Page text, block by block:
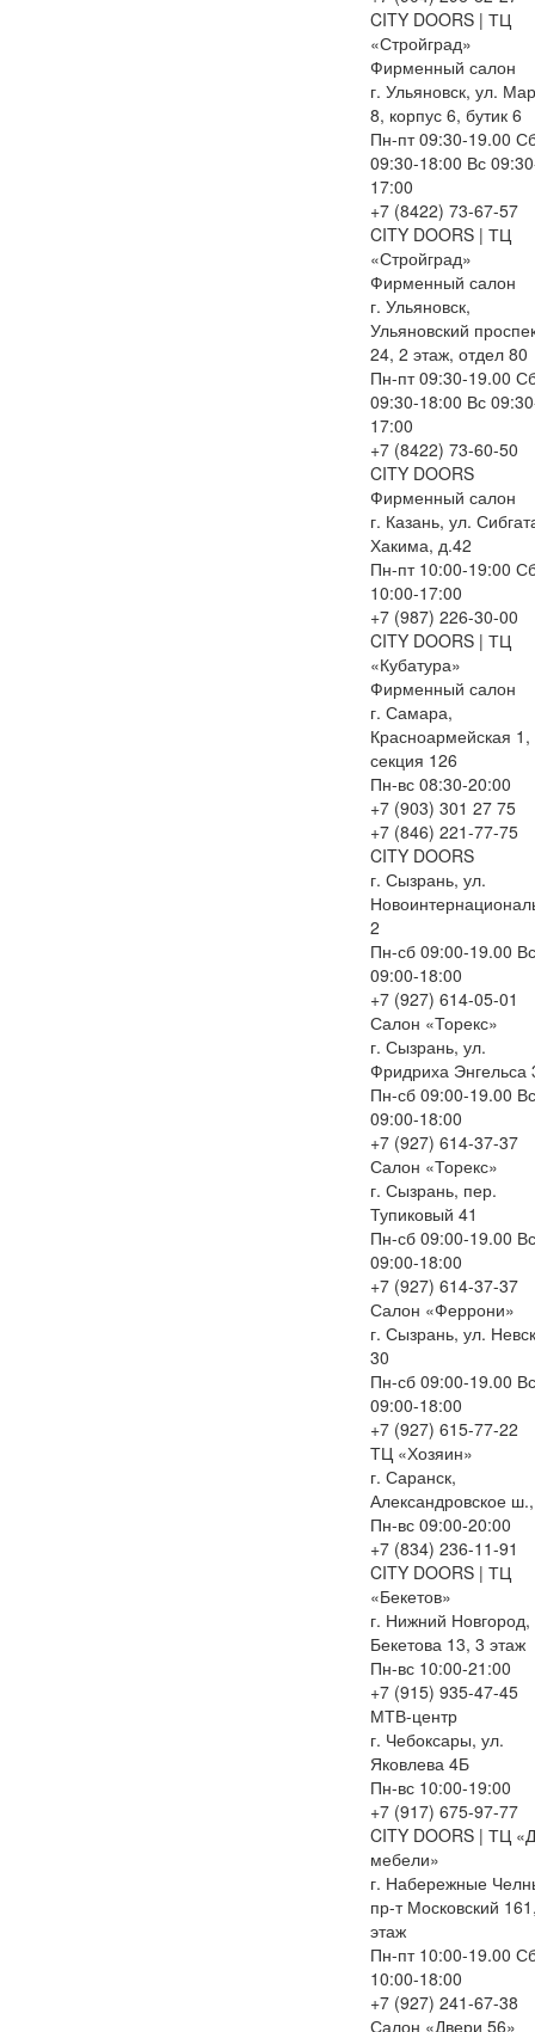
CITY DOORS | ТЦ
«Стройград»
Фирменный салон
г. Ульяновск, ул.
8, корпус 6, бутик 6
Пн-пт 09:30-19.00
09:30-18:00 Вс
17:00
+7 (8422) 73-67-57
CITY DOORS | ТЦ
«Стройград»
Фирменный салон
г. Ульяновск,
Ульяновский
24, 2 этаж, отдел 80
Пн-пт 09:30-19.00
09:30-18:00 Вс
17:00
+7 (8422) 73-60-50
CITY DOORS
Фирменный салон
г. Казань, ул.
Хакима, д.42
Пн-пт 10:00-19:00
10:00-17:00
+7 (987) 226-30-00
CITY DOORS | ТЦ
«Кубатура»
Фирменный салон
г. Самара,
Красноармейская 1,
секция 126
Пн-вс 08:30-20:00
+7 (903) 301 27 75
+7 (846) 221-77-75
CITY DOORS
г. Сызрань, ул.
2
Пн-сб 09:00-19.00 Вс
09:00-18:00
+7 (927) 614-05-01
Салон «Торекс»
г. Сызрань, ул.
Фридриха Энгельса
Пн-сб 09:00-19.00 Вс
09:00-18:00
+7 (927) 614-37-37
Салон «Торекс»
г. Сызрань, пер.
Тупиковый 41
Пн-сб 09:00-19.00 Вс
09:00-18:00
+7 (927) 614-37-37
Салон «Феррони»
г. Сызрань, ул.
30
Пн-сб 09:00-19.00 Вс
09:00-18:00
+7 (927) 615-77-22
ТЦ «Хозяин»
г. Саранск,
Александровское
Пн-вс 09:00-20:00
+7 (834) 236-11-91
CITY DOORS | ТЦ
«Бекетов»
г. Нижний Новгород,
Бекетова 13, 3 этаж
Пн-вс 10:00-21:00
+7 (915) 935-47-45
МТВ-центр
г. Чебоксары, ул.
Яковлева 4Б
Пн-вс 10:00-19:00
+7 (917) 675-97-77
CITY DOORS | ТЦ
мебели»
г. Набережные
пр-т Московский
этаж
Пн-пт 10:00-19.00
10:00-18:00
+7 (927) 241-67-38
Салон «Двери 56»